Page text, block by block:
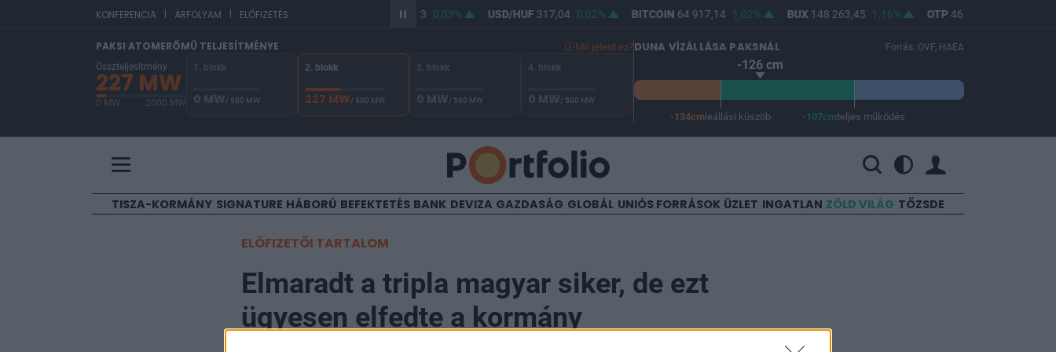
KONFERENCIA | ÁRFOLYAM | ELŐFIZETÉS 365,53 0,03% USD/HUF317,04 0,02% BITCOIN 64 917,14 1,02% BUX148 263,45 1,16% OTP46 740
PAKSI ATOMERŐMŰ TELJESÍTMÉNYE Mit jelent ez?
Összteljesítmény
227 MW
0 MW 2000 MW
1. blokk
0 MW/ 500 MW
2. blokk
227 MW/ 500 MW
3. blokk
0 MW/ 500 MW
4. blokk
0 MW/ 500 MW
DUNA VÍZÁLLÁSA PAKSNÁL Forrás: OVF, HAEA
-126 cm
-134cm leállási küszöb -107cmteljes működés
TISZA-KORMÁNY SIGNATURE HÁBORÚ BEFEKTETÉS BANK DEVIZA GAZDASÁG GLOBÁL UNIÓS FORRÁSOK ÜZLET INGATLAN ZÖLD VILÁG TŐZSDE
ELŐFIZETŐI TARTALOM
Elmaradt a tripla magyar siker, de ezt
ügyesen elfedte a kormány